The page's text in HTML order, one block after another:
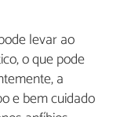
levar ao
o que pode
a
e bem cuidado